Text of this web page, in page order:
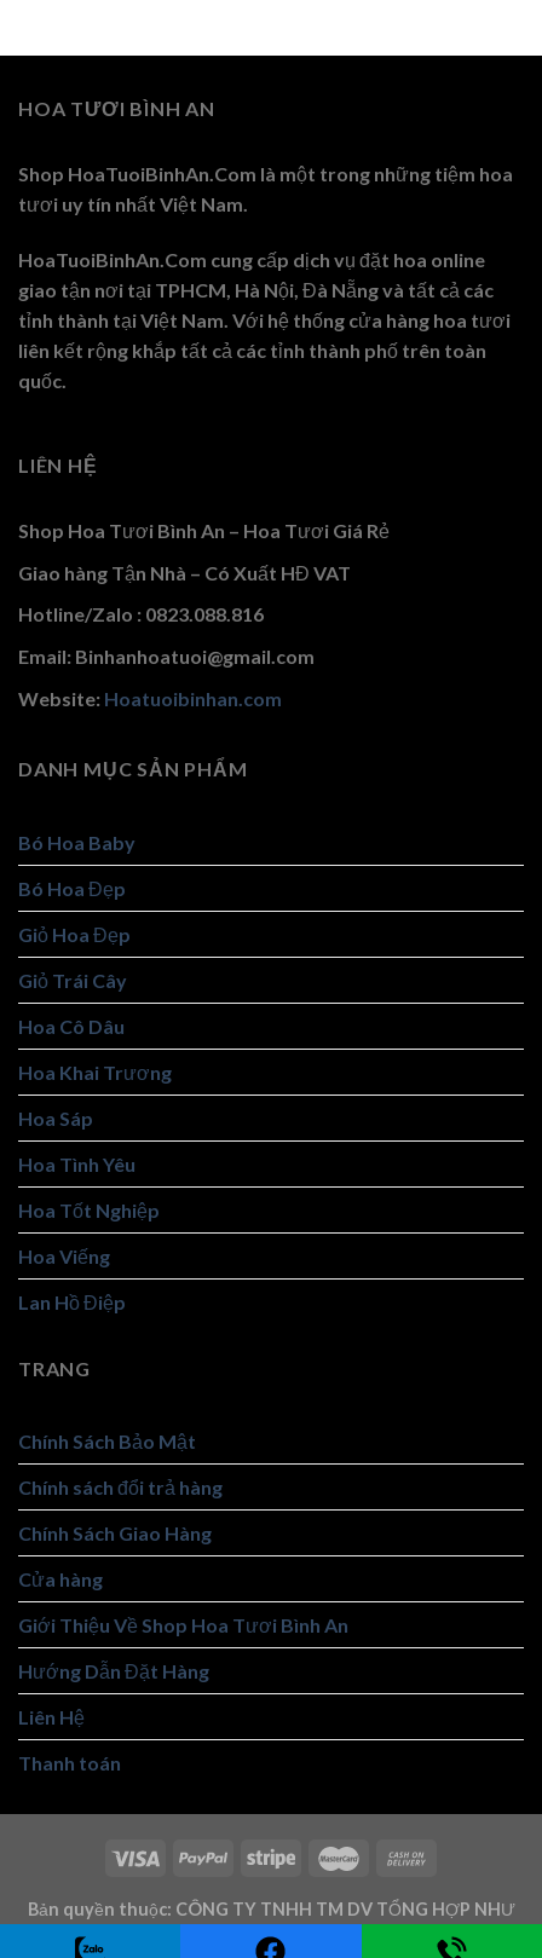
HOA TƯƠI BÌNH AN
Shop HoaTuoiBinhAn.Com là một trong những tiệm hoa
tươi uy tín nhất Việt Nam.
HoaTuoiBinhAn.Com cung cấp dịch vụ đặt hoa online
giao tận nơi tại TPHCM, Hà Nội, Đà Nẵng và tất cả các
tỉnh thành tại Việt Nam. Với hệ thống cửa hàng hoa tươi
liên kết rộng khắp tất cả các tỉnh thành phố trên toàn
quốc.
LIÊN HỆ
Shop Hoa Tươi Bình An – Hoa Tươi Giá Rẻ
Giao hàng Tận Nhà – Có Xuất HĐ VAT
Hotline/Zalo : 0823.088.816
Email: Binhanhoatuoi@gmail.com
Website: Hoatuoibinhan.com
DANH MỤC SẢN PHẨM
Bó Hoa Baby
Bó Hoa Đẹp
Giỏ Hoa Đẹp
Giỏ Trái Cây
Hoa Cô Dâu
Hoa Khai Trương
Hoa Sáp
Hoa Tình Yêu
Hoa Tốt Nghiệp
Hoa Viếng
Lan Hồ Điệp
TRANG
Chính Sách Bảo Mật
Chính sách đổi trả hàng
Chính Sách Giao Hàng
Cửa hàng
Giới Thiệu Về Shop Hoa Tươi Bình An
Hướng Dẫn Đặt Hàng
Liên Hệ
Thanh toán
Bản quyền thuộc: CÔNG TY TNHH TM DV TỔNG HỢP NHƯ
TRUNG - Mst: 3101146219